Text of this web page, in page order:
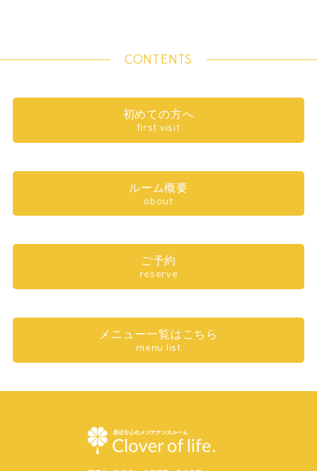
CONTENTS
初めての方へ
first visit
ルーム概要
about
ご予約
reserve
メニュー一覧はこちら
menu list